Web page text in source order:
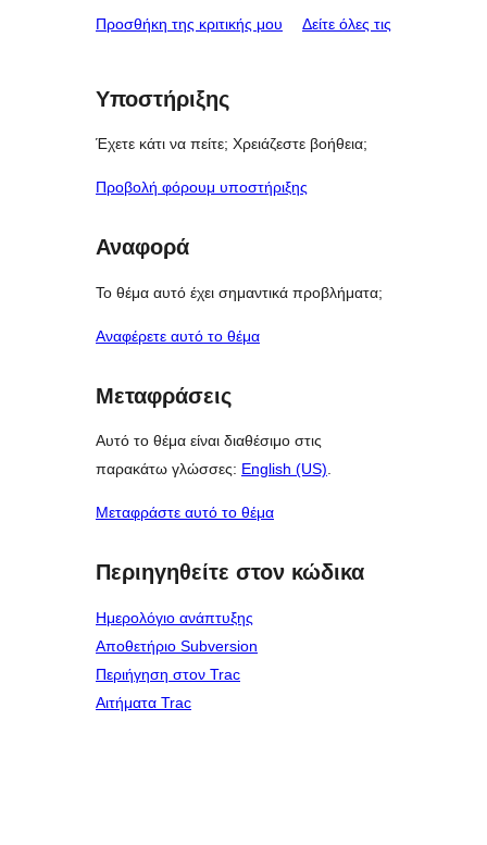
reviews
star
Προσθήκη της κριτικής μου Δείτε όλες τις
Υποστήριξης
Έχετε κάτι να πείτε; Χρειάζεστε βοήθεια;
Προβολή φόρουμ υποστήριξης
Αναφορά
Το θέμα αυτό έχει σημαντικά προβλήματα;
Αναφέρετε αυτό το θέμα
Μεταφράσεις
Αυτό το θέμα είναι διαθέσιμο στις
παρακάτω γλώσσες: English (US).
Μεταφράστε αυτό το θέμα
Περιηγηθείτε στον κώδικα
Ημερολόγιο ανάπτυξης
Αποθετήριο Subversion
Περιήγηση στον Trac
Αιτήματα Trac